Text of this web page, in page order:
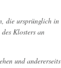
die ursprünglich in
Klosters an
und andererseits